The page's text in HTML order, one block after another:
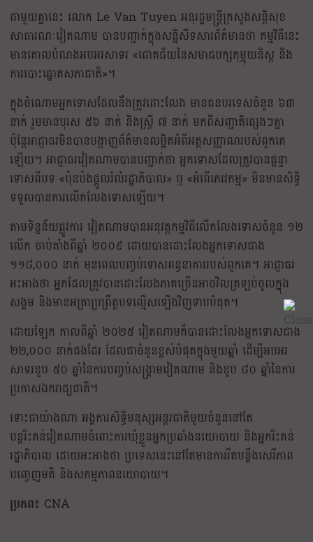
ជាមួយគ្នានេះ លោក Le Van Tuyen អនុរដ្ឋមន្ត្រីក្រសួងសន្តិសុខ
សាធារណៈវៀតណាម បានបញ្ជាក់ក្នុងសន្និសីទសារព័ត៌មានថា កម្មវិធីនេះ
មានគោលបំណងអបអរសាទរ «ជោគជ័យនៃសមាជបក្សកុម្មុយនិស្ត និង
ការបោះឆ្នោតសភាជាតិ»។
ក្នុងចំណោមអ្នកទោសដែលនឹងត្រូវដោះលែង មានជនបរទេសចំនួន ៦៣
នាក់ រួមមានបុរស ៥៦ នាក់ និងស្ត្រី ៧ នាក់ មកពីសញ្ជាតិផ្សេងៗគ្នា
ប៉ុន្តែអាជ្ញាធរមិនបានបង្ហាញព័ត៌មានលម្អិតអំពីអត្តសញ្ញាណរបស់ពួកគេ
ឡើយ។ អាជ្ញាធរវៀតណាមបានបញ្ជាក់ថា អ្នកទោសដែលត្រូវបានផ្តន្ទា
ទោសពីបទ «ប៉ុនប៉ងផ្តួលរំលំរដ្ឋាភិបាល» ឬ «អំពើភេរវកម្ម» មិនមានសិទ្ធិ
ទទួលបានការលើកលែងទោសឡើយ។
តាមទិន្នន័យផ្លូវការ វៀតណាមបានអនុវត្តកម្មវិធីលើកលែងទោសចំនួន ១២
លើក ចាប់តាំងពីឆ្នាំ ២០០៩ ដោយបានដោះលែងអ្នកទោសជាង
១១៨,០០០ នាក់ មុនពេលបញ្ចប់ទោសពន្ធនាគាររបស់ពួកគេ។ អាជ្ញាធរ
អះអាងថា អ្នកដែលត្រូវបានដោះលែងភាគច្រើនអាចវិលត្រឡប់ចូលក្នុង
សង្គម និងមានអត្រាប្រព្រឹត្តបទល្មើសឡើងវិញទាបបំផុត។
ដោយឡែក កាលពីឆ្នាំ ២០២៥ វៀតណាមក៏បានដោះលែងអ្នកទោសជាង
២២,០០០ នាក់ផងដែរ ដែលជាចំនួនខ្ពស់បំផុតក្នុងមួយឆ្នាំ ដើម្បីអបអរ
សាទរខួប ៥០ ឆ្នាំនៃការបញ្ចប់សង្គ្រាមវៀតណាម និងខួប ៨០ ឆ្នាំនៃការ
ប្រកាសឯករាជ្យជាតិ។
ទោះជាយ៉ាងណា អង្គការសិទ្ធិមនុស្សអន្តរជាតិមួយចំនួននៅតែ
បន្តរិះគន់វៀតណាមចំពោះការឃុំខ្លួនអ្នកប្រឆាំងនយោបាយ និងអ្នករិះគន់
រដ្ឋាភិបាល ដោយអះអាងថា ប្រទេសនេះនៅតែមានការរឹតបន្តឹងសេរីភាព
បញ្ចេញមតិ និងសកម្មភាពនយោបាយ។
ប្រភព៖ CNA